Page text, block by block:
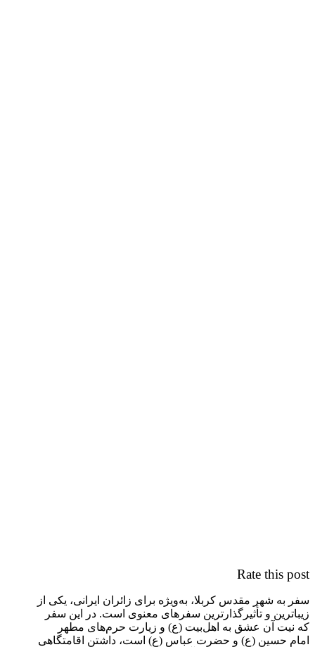
Rate this post
سفر به شهر مقدس کربلا، به‌ویژه برای زائران ایرانی، یکی از
زیباترین و تأثیرگذارترین سفرهای معنوی است. در این سفر
که نیت آن عشق به اهل‌بیت (ع) و زیارت حرم‌های مطهر
امام حسین (ع) و حضرت عباس (ع) است، داشتن اقامتگاهی